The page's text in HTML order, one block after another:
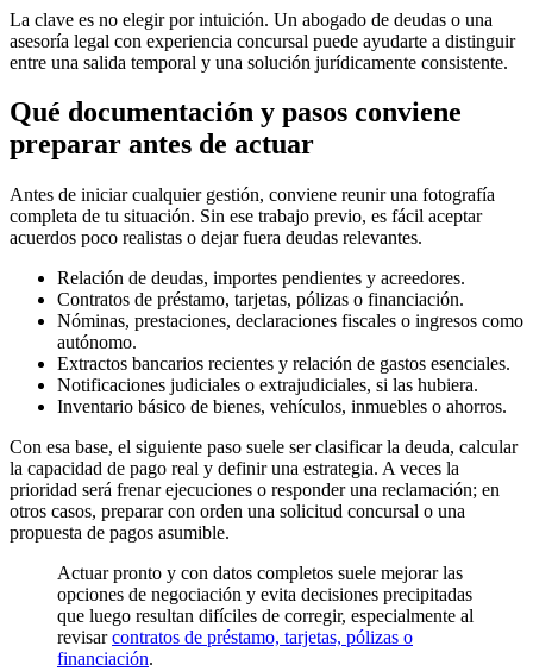
La clave es no elegir por intuición. Un abogado de deudas o una
asesoría legal con experiencia concursal puede ayudarte a distinguir
entre una salida temporal y una solución jurídicamente consistente.
Qué documentación y pasos conviene
preparar antes de actuar
Antes de iniciar cualquier gestión, conviene reunir una fotografía
completa de tu situación. Sin ese trabajo previo, es fácil aceptar
acuerdos poco realistas o dejar fuera deudas relevantes.
Relación de deudas, importes pendientes y acreedores.
Contratos de préstamo, tarjetas, pólizas o financiación.
Nóminas, prestaciones, declaraciones fiscales o ingresos como
autónomo.
Extractos bancarios recientes y relación de gastos esenciales.
Notificaciones judiciales o extrajudiciales, si las hubiera.
Inventario básico de bienes, vehículos, inmuebles o ahorros.
Con esa base, el siguiente paso suele ser clasificar la deuda, calcular
la capacidad de pago real y definir una estrategia. A veces la
prioridad será frenar ejecuciones o responder una reclamación; en
otros casos, preparar con orden una solicitud concursal o una
propuesta de pagos asumible.
Actuar pronto y con datos completos suele mejorar las
opciones de negociación y evita decisiones precipitadas
que luego resultan difíciles de corregir, especialmente al
revisarcontratos de préstamo, tarjetas, pólizas o
financiación.